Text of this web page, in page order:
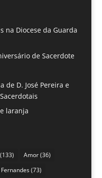
na Diocese da Guarda
de Sacerdote
de D. José Pereira e
laranja
Amor(36)
(73)